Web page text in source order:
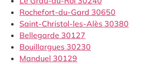
Rochefort-du-Gard 30650
Saint-Christol-les-Alès 30380
Bellegarde 30127
Bouillargues 30230
Manduel 30129